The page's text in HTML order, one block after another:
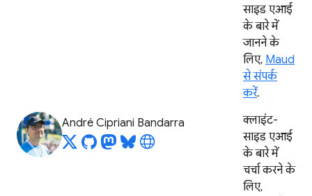
साइड एआई
के बारे में
जानने के
लिए, Maud
से संपर्क
करें.
André Cipriani Bandarra
क्लाइंट-
साइड एआई
के बारे में
चर्चा करने के
लिए,